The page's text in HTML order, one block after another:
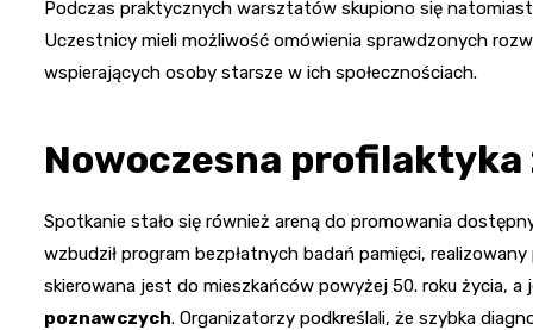
Podczas praktycznych warsztatów skupiono się
Uczestnicy mieli możliwość omówienia sprawdzonych
wspierających osoby starsze w ich społecznościach.
Nowoczesna
Spotkanie stało się również areną do promowania
wzbudził program bezpłatnych badań pamięci,
skierowana jest do mieszkańców powyżej 50. roku życia, a
poznawczych. Organizatorzy podkreślali, że szybka